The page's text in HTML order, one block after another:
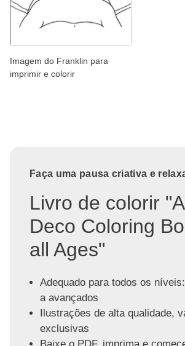
Imagem do Franklin para
imprimir e colorir
Faça uma pausa criativa e
Livro de colorir
Deco Coloring
all Ages"
Adequado para todos os
a avançados
Ilustrações de alta qualidade,
exclusivas